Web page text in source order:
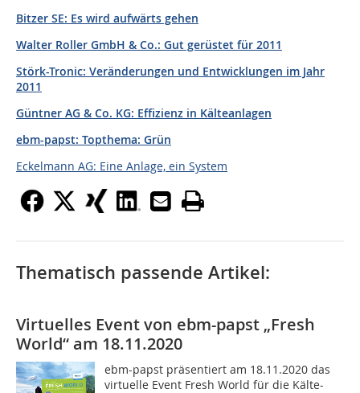
Bitzer SE: Es wird aufwärts gehen
Walter Roller GmbH & Co.: Gut gerüstet für 2011
Störk-Tronic: Veränderungen und Entwicklungen im Jahr
2011
Güntner AG & Co. KG: Effizienz in Kälteanlagen
ebm-papst: Topthema: Grün
Eckelmann AG: Eine Anlage, ein System
Thematisch passende Artikel:
Virtuelles Event von ebm-papst „Fresh
World“ am 18.11.2020
ebm-papst präsentiert am 18.11.2020 das
virtuelle Event Fresh World für die Kälte-